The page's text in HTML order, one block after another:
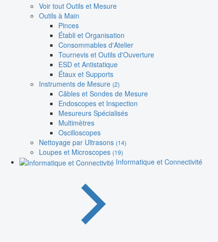
Voir tout Outils et Mesure
Outils à Main
Pinces
Établi et Organisation
Consommables d'Atelier
Tournevis et Outils d'Ouverture
ESD et Antistatique
Étaux et Supports
Instruments de Mesure (2)
Câbles et Sondes de Mesure
Endoscopes et Inspection
Mesureurs Spécialisés
Multimètres
Oscilloscopes
Nettoyage par Ultrasons (14)
Loupes et Microscopes (19)
Informatique et Connectivité